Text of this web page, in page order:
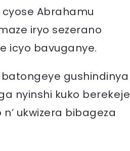
Abrahamu
iryo sezerano
icyo bavuganye.
gushindinya
nyinshi kuko berekeje
ukwizera bibageza